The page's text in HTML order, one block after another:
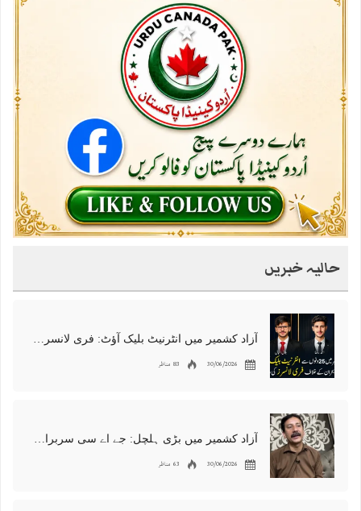
حالیہ خبریں
آزاد کشمیر میں انٹرنیٹ بلیک آؤٹ: فری لانسرز کا معاشی قتل، احتجاج شروع
30/06/2026 83 مناظر
آزاد کشمیر میں بڑی ہلچل: جے اے سی سربراہ شوکت نواز میر کی گرفتاری، دھرنا جاری
30/06/2026 63 مناظر